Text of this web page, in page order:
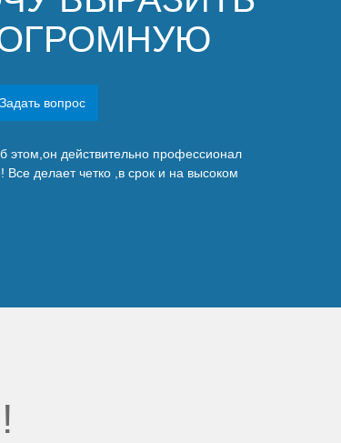
Задать вопрос
этом,он действительно профессионал
делает четко ,в срок и на высоком